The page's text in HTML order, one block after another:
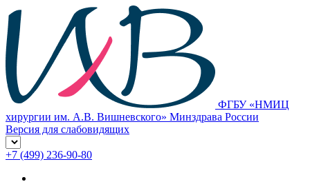
ФГБУ «НМИЦ
хирургии им. А.В. Вишневского» Минздрава России
Версия для слабовидящих
+7 (499) 236-90-80